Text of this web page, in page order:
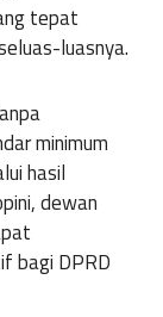
tepat
luasnya.
minimum
hasil
dewan
bagi DPRD